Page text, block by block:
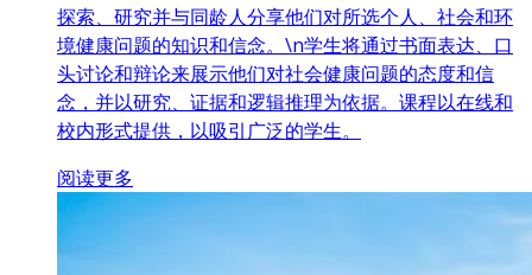
探索、研究并与同龄人分享他们对所选个人、社会和环
境健康问题的知识和信念。\n学生将通过书面表达、口
头讨论和辩论来展示他们对社会健康问题的态度和信
念，并以研究、证据和逻辑推理为依据。课程以在线和
校内形式提供，以吸引广泛的学生。
阅读更多